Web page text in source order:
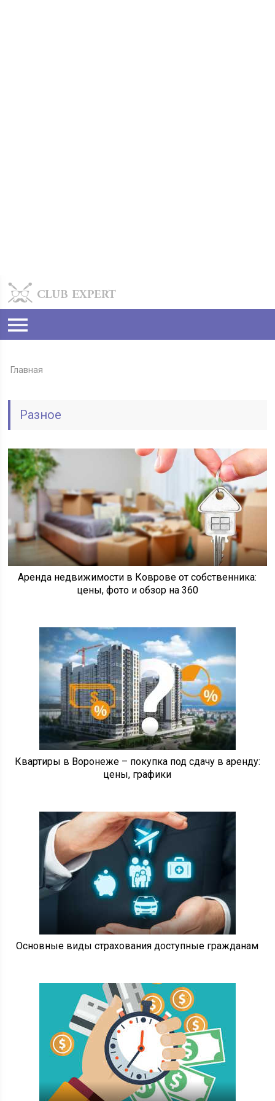
Главная
Разное
Аренда недвижимости в Коврове от собственника:
цены, фото и обзор на 360
Квартиры в Воронеже – покупка под сдачу в аренду:
цены, графики
Основные виды страхования доступные гражданам